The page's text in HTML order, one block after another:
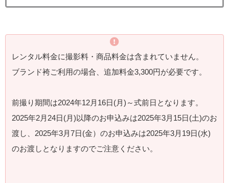
レンタル料金に撮影料・商品料金は含まれていません。
ブランド袴ご利用の場合、追加料金3,300円が必要です。
前撮り期間は2024年12月16日(月)～式前日となります。
2025年2月24日(月)以降のお申込みは2025年3月15日(土)のお
渡し、2025年3月7日(金）のお申込みは2025年3月19日(水)
のお渡しとなりますのでご注意ください。